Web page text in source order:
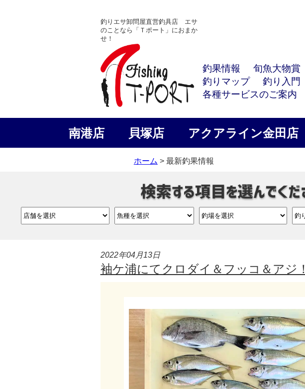
釣りエサ卸問屋直営釣具店 エサ
のことなら「Ｔポート」におまか
せ！
釣果情報 旬魚大物賞
釣りマップ
釣り入門
各種サービスのご案内
南港店 貝塚店 アクアライン金田店
ホーム > 最新釣果情報
2022年04月13日
袖ケ浦にてクロダイ＆フッコ＆アジ！